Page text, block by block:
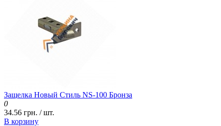
Защелка Новый Стиль NS-100 Бронза
0
34.56 грн. / шт.
В корзину